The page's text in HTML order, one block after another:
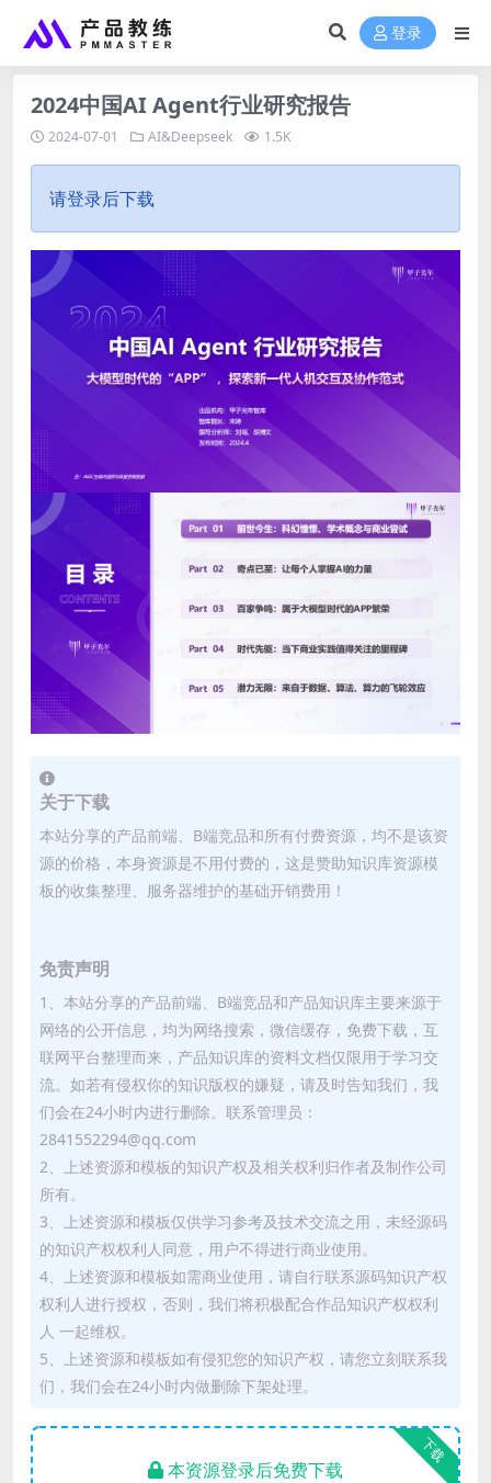
登录
2024中国AI Agent行业研究报告
2024-07-01 AI&Deepseek 1.5K
请登录后下载
关于下载
本站分享的产品前端、B端竞品和所有付费资源，均不是该资
源的价格，本身资源是不用付费的，这是赞助知识库资源模
板的收集整理、服务器维护的基础开销费用！
免责声明
1、本站分享的产品前端、B端竞品和产品知识库主要来源于
网络的公开信息，均为网络搜索，微信缓存，免费下载，互
联网平台整理而来，产品知识库的资料文档仅限用于学习交
流。如若有侵权你的知识版权的嫌疑，请及时告知我们，我
们会在24小时内进行删除。联系管理员：
2841552294@qq.com
2、上述资源和模板的知识产权及相关权利归作者及制作公司
所有。
3、上述资源和模板仅供学习参考及技术交流之用，未经源码
的知识产权权利人同意，用户不得进行商业使用。
4、上述资源和模板如需商业使用，请自行联系源码知识产权
权利人进行授权，否则，我们将积极配合作品知识产权权利
人 一起维权。
5、上述资源和模板如有侵犯您的知识产权，请您立刻联系我
们，我们会在24小时内做删除下架处理。
下载
本资源登录后免费下载